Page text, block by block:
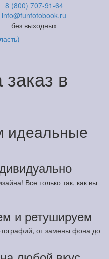
8 (800) 707-91-64
info@funfotobook.ru
без выходных
в
идеальные
Все только так, как вы
и ретушируем
от замены фона до